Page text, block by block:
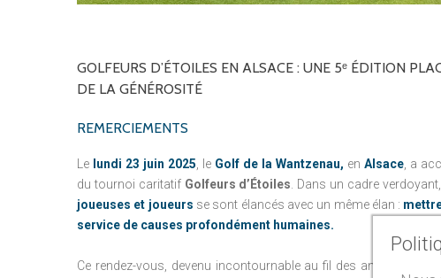
GOLFEURS D’ÉTOILES EN ALSACE : UNE 5ᵉ ÉDITION
DE LA GÉNÉROSITÉ
REMERCIEMENTS
Le lundi 23 juin 2025, le Golf de la Wantzenau, en Alsace, a
du tournoi caritatif Golfeurs d’Étoiles. Dans un cadre
joueuses et joueurs se sont élancés avec un même élan :
service de causes profondément humaines.
Ce rendez-vous, devenu incontournable au fil des années,